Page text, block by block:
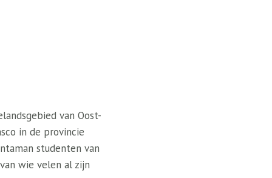
van Oost-
in de provincie
studenten van
wie velen al zijn